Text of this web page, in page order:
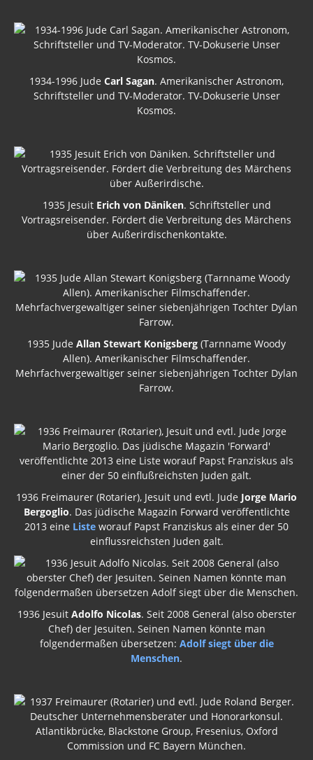
1934-1996 Jude Carl Sagan. Amerikanischer Astronom,
Schriftsteller und TV-Moderator. TV-Dokuserie Unser
Kosmos.
1935 Jesuit Erich von Däniken. Schriftsteller und
Vortragsreisender. Fördert die Verbreitung des Märchens
über Außerirdischenkontakte.
1935 Jude Allan Stewart Konigsberg (Tarnname Woody
Allen). Amerikanischer Filmschaffender.
Mehrfachvergewaltiger seiner siebenjährigen Tochter Dylan
Farrow.
1936 Freimaurer (Rotarier), Jesuit und evtl. Jude Jorge Mario
Bergoglio. Das jüdische Magazin Forward veröffentlichte
2013 eine Liste worauf Papst Franziskus als einer der 50
einflussreichsten Juden galt.
1936 Jesuit Adolfo Nicolas. Seit 2008 General (also oberster
Chef) der Jesuiten. Seinen Namen könnte man
folgendermaßen übersetzen: Adolf siegt über die
Menschen.